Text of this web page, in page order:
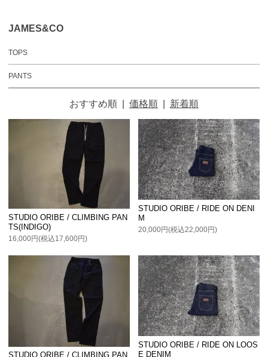
JAMES&CO
TOPS
PANTS
おすすめ順 価格順 新着順
STUDIO ORIBE / CLIMBING PAN
TS(INDIGO)
16,000円(税込17,600円)
STUDIO ORIBE / RIDE ON DENI
M
20,000円(税込22,000円)
STUDIO ORIBE / CLIMBING PAN
STUDIO ORIBE / RIDE ON LOOS
E DENIM